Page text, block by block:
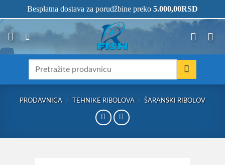
to
content
- KOMPLETNA RIBOLOVAČKA OPREMA NA JEDNOM
PRODAVNICA / TEHNIKE RIBOLOVA / ŠARANSKI RIBOLOV
Besplatna dostava za porudžbine preko 5.000,00RSD